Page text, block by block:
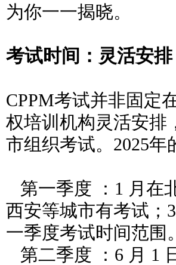
为你一一揭晓。
考试时间：灵活安
CPPM考试并非固定
权培训机构灵活安排
市组织考试。2025
第一季度 ：1 月在
西安等城市有考试；
一季度考试时间范围。
第二季度 ：6 月 1